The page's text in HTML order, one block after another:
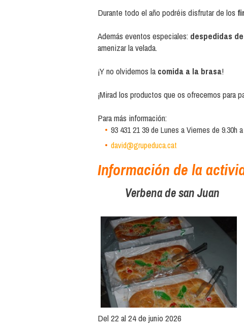
Durante todo el año podréis disfrutar de los
Además eventos especiales: despedidas
amenizar la velada.
¡Y no olvidemos la comida a la brasa!
¡Mirad los productos que os ofrecemos para
Para más información:
93 431 21 39 de Lunes a Viernes de 9.30h
david@grupeduca.cat
Información de la
Verbena de san Juan
Del 22 al 24 de junio 2026